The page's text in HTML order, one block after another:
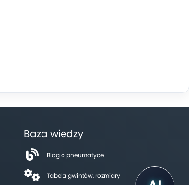
Baza wiedzy
Blog o pneumatyce
Tabela gwintów, rozmiary